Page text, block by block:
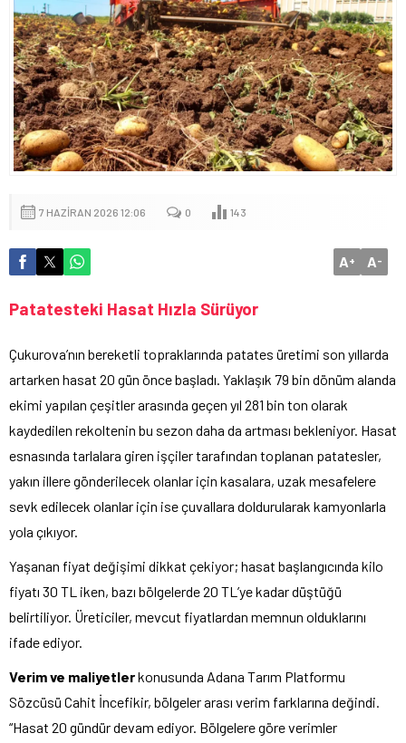
7 HAZIRAN 2026 12:06 0 143
A+ A-
Patatesteki Hasat Hızla Sürüyor
Çukurova’nın bereketli topraklarında patates üretimi son yıllarda
artarken hasat 20 gün önce başladı. Yaklaşık 79 bin dönüm alanda
ekimi yapılan çeşitler arasında geçen yıl 281 bin ton olarak
kaydedilen rekoltenin bu sezon daha da artması bekleniyor. Hasat
esnasında tarlalara giren işçiler tarafından toplanan patatesler,
yakın illere gönderilecek olanlar için kasalara, uzak mesafelere
sevk edilecek olanlar için ise çuvallara doldurularak kamyonlarla
yola çıkıyor.
Yaşanan fiyat değişimi dikkat çekiyor; hasat başlangıcında kilo
fiyatı 30 TL iken, bazı bölgelerde 20 TL’ye kadar düştüğü
belirtiliyor. Üreticiler, mevcut fiyatlardan memnun olduklarını
ifade ediyor.
Verim ve maliyetlerkonusunda Adana Tarım Platformu
Sözcüsü Cahit İncefikir, bölgeler arası verim farklarına değindi.
“Hasat 20 gündür devam ediyor. Bölgelere göre verimler